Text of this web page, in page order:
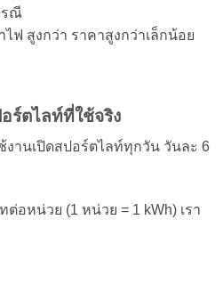
รณี
ฟ สูงกว่า ราคาสูงกว่าเล็กน้อย
ร์ตไลท์ที่ใช้จริง
งานเปิดสปอร์ตไลท์ทุกวัน วันละ 6
อหน่วย (1 หน่วย = 1 kWh) เรา